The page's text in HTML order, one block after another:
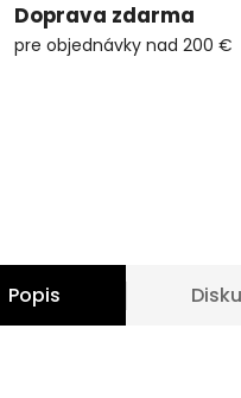
Doprava zdarma
pre objednávky nad 200 €
Popis